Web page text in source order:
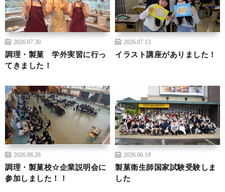
2026.07.30
調理・製菓 学外実習に行っ
てきました！
2026.07.13
イラスト講座がありました！
2026.06.26
調理・製菓校☆企業説明会に
参加しました！！
2026.06.19
製菓衛生師国家試験受験しま
した